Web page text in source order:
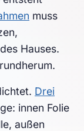
muss
Hauses.
Drei
innen Folie
außen